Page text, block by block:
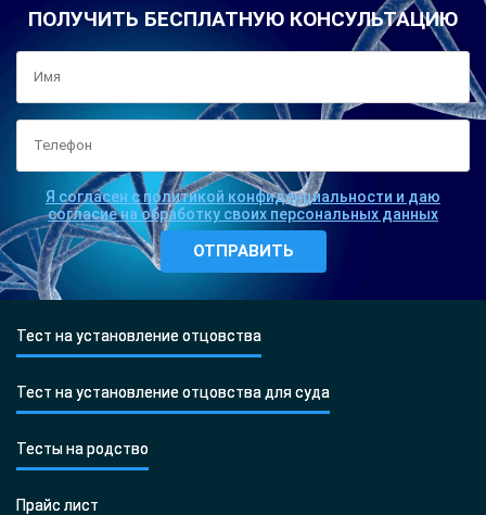
ПОЛУЧИТЬ БЕСПЛАТНУЮ КОНСУЛЬТАЦИЮ
Я согласен с политикой конфиденциальности и даю
согласие на обработку своих персональных данных
Тест на установление отцовства
Тест на установление отцовства для суда
Тесты на родство
Прайс лист